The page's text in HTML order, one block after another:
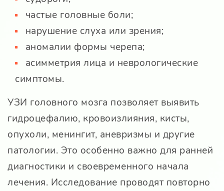
частые головные боли;
нарушение слуха или зрения;
аномалии формы черепа;
асимметрия лица и неврологические
симптомы.
УЗИ головного мозга позволяет выявить
гидроцефалию, кровоизлияния, кисты,
опухоли, менингит, аневризмы и другие
патологии. Это особенно важно для ранней
диагностики и своевременного начала
лечения. Исследование проводят повторно